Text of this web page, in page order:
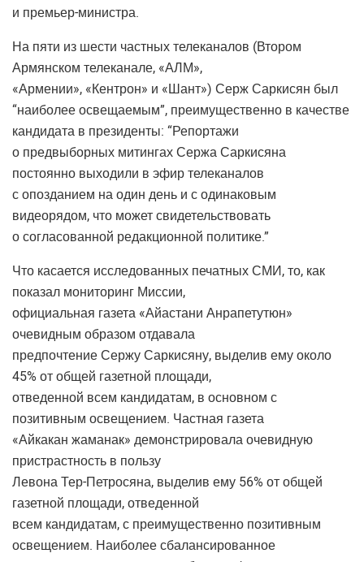
и премьер-министра.
На пяти из шести частных телеканалов (Втором
Армянском телеканале, «АЛМ»,
«Армении», «Кентрон» и «Шант») Серж Саркисян был
“наиболее освещаемым”, преимущественно в качестве
кандидата в президенты: “Репортажи
о предвыборных митингах Сержа Саркисяна
постоянно выходили в эфир телеканалов
с опозданием на один день и с одинаковым
видеорядом, что может свидетельствовать
о согласованной редакционной политике.”
Что касается исследованных печатных СМИ, то, как
показал мониторинг Миссии,
официальная газета «Айастани Анрапетутюн»
очевидным образом отдавала
предпочтение Сержу Саркисяну, выделив ему около
45% от общей газетной площади,
отведенной всем кандидатам, в основном с
позитивным освещением. Частная газета
«Айкакан жаманак» демонстрировала очевидную
пристрастность в пользу
Левона Тер-Петросяна, выделив ему 56% от общей
газетной площади, отведенной
всем кандидатам, с преимущественно позитивным
освещением. Наиболее сбалансированное